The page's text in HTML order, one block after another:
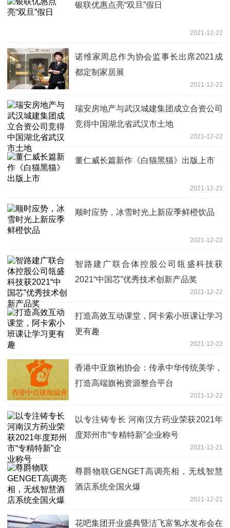
银联优惠点亮“双旦”假日
2021-12-22
诺维家周总作为协会监事长出席2021成
都定制家居展
2021-12-22
瑞安房地产与武汉城建集团成立合资公司
竞得中国湖北省武汉市土地
2021-12-22
董仁威长篇新作《白猫黑猫》出版上市
2021-12-22
顺时应势，冰雪时光上新应季鲜橙饮品
2021-12-22
智路建广联合体控股公司瓴盛科技获
2021“中国芯”优秀技术创新产品奖
2021-12-22
打造高效互动课堂，阿卡索小班课让学习
更有趣
2021-12-22
香港中亚旗袍协会：传承中华传统美学，
打造高端旗袍资源整合平台
2021-12-22
以专注铸专长 河南汉方药业荣获2021年
度郑州市“专精特新”企业称号
2021-12-21
尊爵物联GENGET高调亮相，无线智慧
酒店系统全国火爆
2021-12-21
花吧集团开业盛典暨洁飞富氢水发布会在